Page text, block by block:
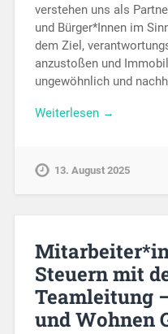
verstehen uns als
und Bürger*Innen im
dem Ziel,
anzustoßen und
ungewöhnlich und
Weiterlesen →
13. August 2025
Steuern mit
Teamleitung
und Wohnen